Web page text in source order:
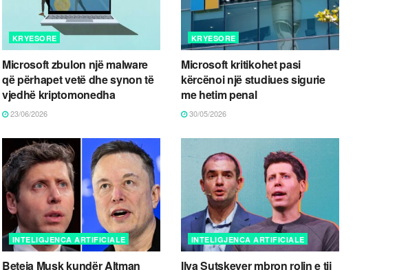
KRYESORE
Microsoft zbulon një malware
që përhapet vetë dhe synon të
vjedhë kriptomonedha
23/06/2026
KRYESORE
Microsoft kritikohet pasi
kërcënoi një studiues sigurie
me hetim penal
30/05/2026
INTELIGJENCA ARTIFICIALE
Beteja Musk kundër Altman
INTELIGJENCA ARTIFICIALE
Ilya Sutskever mbron rolin e tij